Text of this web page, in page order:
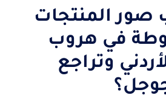
صور المنتجات
في هروب
وتراجع